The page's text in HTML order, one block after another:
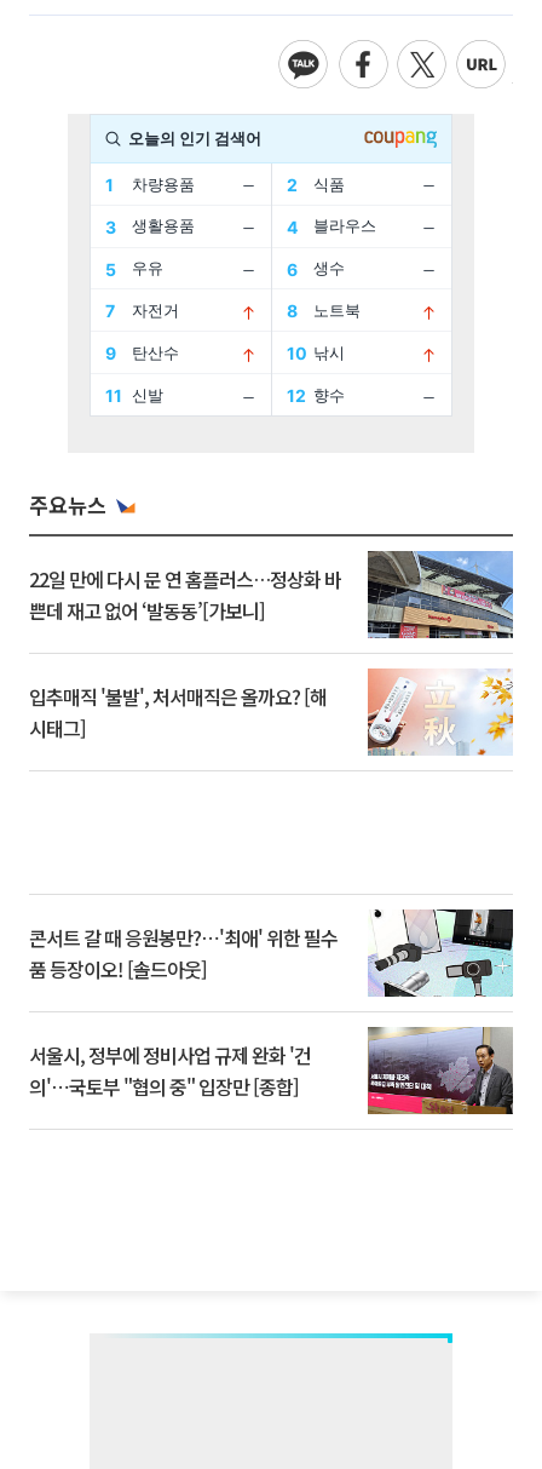
주요뉴스
22일 만에 다시 문 연 홈플러스…정상화 바
쁜데 재고 없어 ‘발동동’[가보니]
입추매직 '불발', 처서매직은 올까요? [해
시태그]
콘서트 갈 때 응원봉만?⋯'최애' 위한 필수
품 등장이오! [솔드아웃]
서울시, 정부에 정비사업 규제 완화 '건
의'⋯국토부 "협의 중" 입장만 [종합]